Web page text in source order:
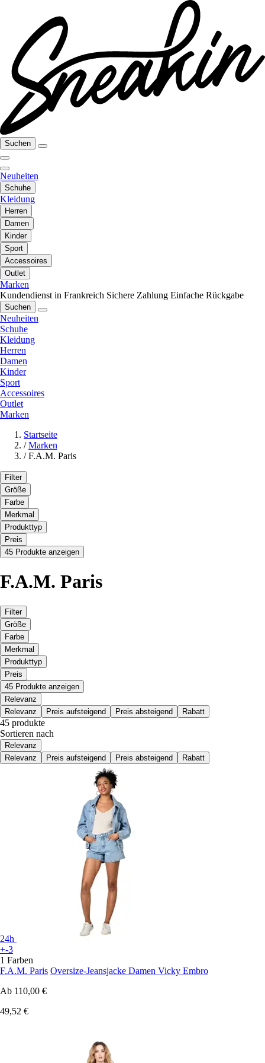
Suchen
Neuheiten
Schuhe
Kleidung
Herren
Damen
Kinder
Sport
Accessoires
Outlet
Marken
Kundendienst in Frankreich Sichere Zahlung Einfache Rückgabe
Suchen
Neuheiten
Schuhe
Kleidung
Herren
Damen
Kinder
Sport
Accessoires
Outlet
Marken
Startseite
/ Marken
/ F.A.M. Paris
Filter
Größe
Farbe
Merkmal
Produkttyp
Preis
45 Produkte anzeigen
F.A.M. Paris
Filter
Größe
Farbe
Merkmal
Produkttyp
Preis
45 Produkte anzeigen
Relevanz
Relevanz
Preis aufsteigend Preis absteigend Rabatt
45 produkte
Sortieren nach
Relevanz
Relevanz
Preis aufsteigend Preis absteigend Rabatt
24h
+-3
1 Farben
F.A.M. Paris Oversize-Jeansjacke Damen Vicky Embro
Ab 110,00 €
49,52 €